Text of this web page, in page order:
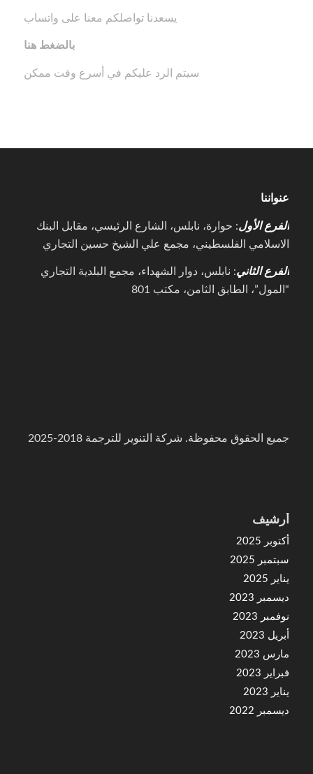
يسعدنا تواصلكم معنا على واتساب
بالضغط هنا
سيتم الرد عليكم في أسرع وقت ممكن
عنواننا
الفرع الأول: حوارة، نابلس، الشارع الرئيسي، مقابل البنك
الاسلامي الفلسطيني، مجمع علي الشيخ حسين التجاري
الفرع الثاني: نابلس، دوار الشهداء، مجمع البلدية التجاري
“المول”، الطابق الثامن، مكتب 801
جميع الحقوق محفوظة. شركة التنوير للترجمة 2018-2025
أرشيف
أكتوبر 2025
سبتمبر 2025
يناير 2025
ديسمبر 2023
نوفمبر 2023
أبريل 2023
مارس 2023
فبراير 2023
يناير 2023
ديسمبر 2022